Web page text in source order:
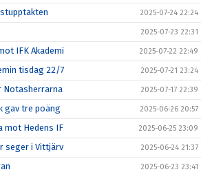
2025-07-24 22:24
2025-07-23 22:31
IFK Akademi 2025-07-22 22:49
tisdag 22/7 2025-07-21 23:24
Notasherrarna 2025-07-17 22:39
gav tre poäng 2025-06-26 20:57
mot Hedens IF 2025-06-25 23:09
seger i Vittjärv 2025-06-24 21:37
2025-06-23 23:41